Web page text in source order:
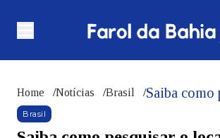
Home /Notícias /Brasil /
Brasil